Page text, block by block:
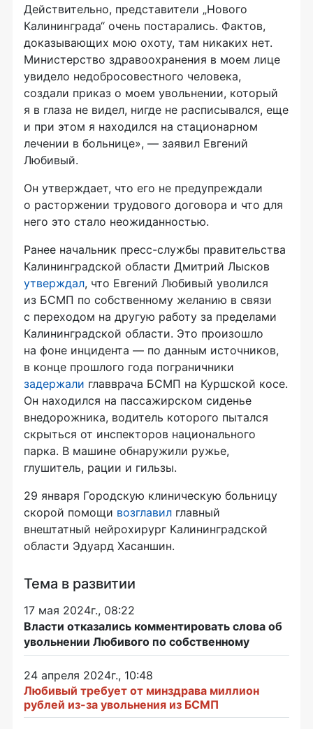
Действительно, представители „Нового
Калининграда“ очень постарались. Фактов,
доказывающих мою охоту, там никаких нет.
Министерство здравоохранения в моем лице
увидело недобросовестного человека,
создали приказ о моем увольнении, который
я в глаза не видел, нигде не расписывался, еще
и при этом я находился на стационарном
лечении в больнице», — заявил Евгений
Любивый.
Он утверждает, что его не предупреждали
о расторжении трудового договора и что для
него это стало неожиданностью.
Ранее начальник пресс-службы правительства
Калининградской области Дмитрий Лысков
утверждал, что Евгений Любивый уволился
из БСМП по собственному желанию в связи
с переходом на другую работу за пределами
Калининградской области. Это произошло
на фоне инцидента — по данным источников,
в конце прошлого года пограничники
задержали главврача БСМП на Куршской косе.
Он находился на пассажирском сиденье
внедорожника, водитель которого пытался
скрыться от инспекторов национального
парка. В машине обнаружили ружье,
глушитель, рации и гильзы.
29 января Городскую клиническую больницу
скорой помощи возглавил главный
внештатный нейрохирург Калининградской
области Эдуард Хасаншин.
Тема в развитии
17 мая 2024г., 08:22
Власти отказались комментировать слова об
увольнении Любивого по собственному
24 апреля 2024г., 10:48
Любивый требует от минздрава миллион
рублей из-за увольнения из БСМП